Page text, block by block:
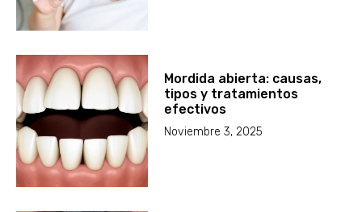
Mordida abierta: causas,
tipos y tratamientos
efectivos
Noviembre 3, 2025